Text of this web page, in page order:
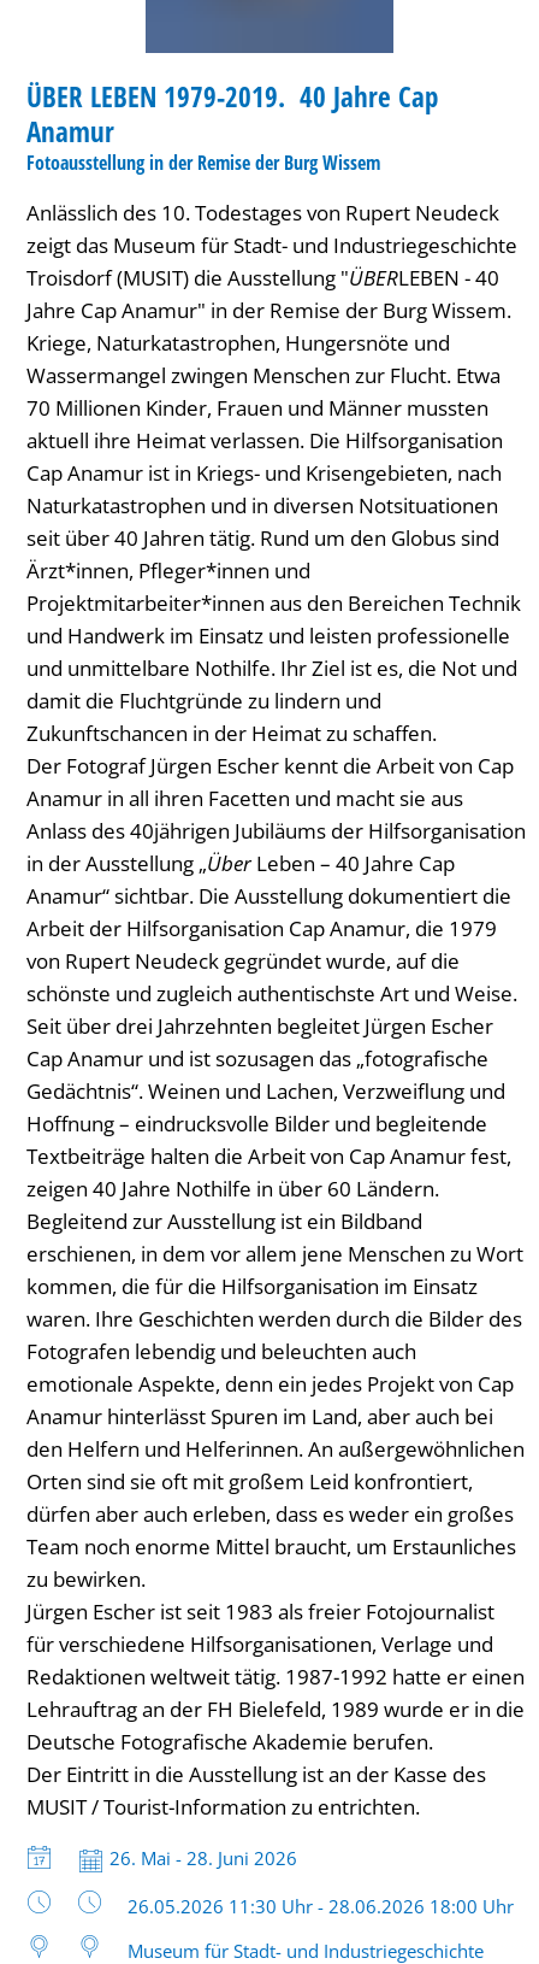
Cap
Anamur
KATEGORIE: AUSSTELLUNG
ÜBER LEBEN 1979-2019. 40 Jahre Cap
Anamur
Fotoausstellung in der Remise der Burg Wissem
Anlässlich des 10. Todestages von Rupert Neudeck
zeigt das Museum für Stadt- und Industriegeschichte
Troisdorf (MUSIT) die Ausstellung "ÜBERLEBEN - 40
Jahre Cap Anamur" in der Remise der Burg Wissem.
Kriege, Naturkatastrophen, Hungersnöte und
Wassermangel zwingen Menschen zur Flucht. Etwa
70 Millionen Kinder, Frauen und Männer mussten
aktuell ihre Heimat verlassen. Die Hilfsorganisation
Cap Anamur ist in Kriegs- und Krisengebieten, nach
Naturkatastrophen und in diversen Notsituationen
seit über 40 Jahren tätig. Rund um den Globus sind
Ärzt*innen, Pfleger*innen und
Projektmitarbeiter*innen aus den Bereichen Technik
und Handwerk im Einsatz und leisten professionelle
und unmittelbare Nothilfe. Ihr Ziel ist es, die Not und
damit die Fluchtgründe zu lindern und
Zukunftschancen in der Heimat zu schaffen.
Der Fotograf Jürgen Escher kennt die Arbeit von Cap
Anamur in all ihren Facetten und macht sie aus
Anlass des 40jährigen Jubiläums der Hilfsorganisation
in der Ausstellung „ÜberLeben – 40 Jahre Cap
Anamur“ sichtbar. Die Ausstellung dokumentiert die
Arbeit der Hilfsorganisation Cap Anamur, die 1979
von Rupert Neudeck gegründet wurde, auf die
schönste und zugleich authentischste Art und Weise.
Seit über drei Jahrzehnten begleitet Jürgen Escher
Cap Anamur und ist sozusagen das „fotografische
Gedächtnis“. Weinen und Lachen, Verzweiflung und
Hoffnung – eindrucksvolle Bilder und begleitende
Textbeiträge halten die Arbeit von Cap Anamur fest,
zeigen 40 Jahre Nothilfe in über 60 Ländern.
Begleitend zur Ausstellung ist ein Bildband
erschienen, in dem vor allem jene Menschen zu Wort
kommen, die für die Hilfsorganisation im Einsatz
waren. Ihre Geschichten werden durch die Bilder des
Fotografen lebendig und beleuchten auch
emotionale Aspekte, denn ein jedes Projekt von Cap
Anamur hinterlässt Spuren im Land, aber auch bei
den Helfern und Helferinnen. An außergewöhnlichen
Orten sind sie oft mit großem Leid konfrontiert,
dürfen aber auch erleben, dass es weder ein großes
Team noch enorme Mittel braucht, um Erstaunliches
zu bewirken.
Jürgen Escher ist seit 1983 als freier Fotojournalist
für verschiedene Hilfsorganisationen, Verlage und
Redaktionen weltweit tätig. 1987-1992 hatte er einen
Lehrauftrag an der FH Bielefeld, 1989 wurde er in die
Deutsche Fotografische Akademie berufen.
Der Eintritt in die Ausstellung ist an der Kasse des
MUSIT / Tourist-Information zu entrichten.
Datum:
26. Mai - 28. Juni 2026
Uhrzeit:
26.05.2026 11:30 Uhr - 28.06.2026 18:00 Uhr
Museum für Stadt- und Industriegeschichte